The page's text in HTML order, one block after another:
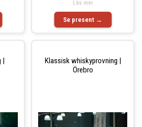
Se present →
Läs mer
|
Klassisk whiskyprovning |
Örebro